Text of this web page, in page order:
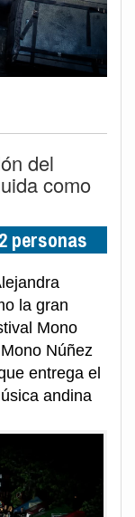
del
como
personas
la gran
Mono
Núñez
entrega el
andina